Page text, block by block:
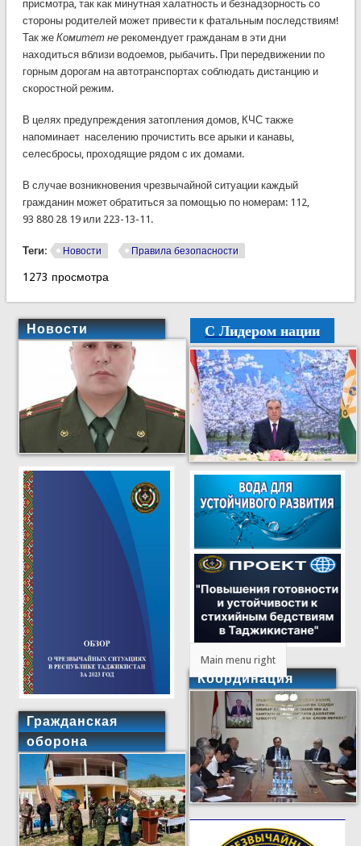
присмотра, так как минутная халатность и безнадзорность со
стороны родителей может привести к фатальным последствиям!
Так же Комитет нерекомендует гражданам в эти дни
находиться вблизи водоемов, рыбачить. При передвижении по
горным дорогам на автотранспортах соблюдать дистанцию и
скоростной режим.
В целях предупреждения затопления домов, КЧС также
напоминает населению прочистить все арыки и канавы,
селесбросы, проходящие рядом с их домами.
В случае возникновения чрезвычайной ситуации каждый
гражданин может обратиться за помощью по номерам: 112,
93 880 28 19 или 223-13-11.
Теги: Новости Правила безопасности
1273 просмотра
Новости
Гражданская
оборона
С Лидером нации
Main menu right
Координация